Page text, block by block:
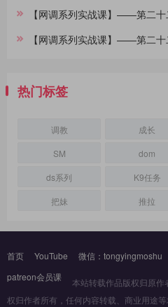
【网调系列实战课】——第二十二集，不会说
【网调系列实战课】——第二十二集，聊
热门标签
调教 成长
SM
dom
ds系列
K9任务
把妹
推拉
首页 YouTube 微信：tongyingmoshu
patreon会员课
本站转载作品版权归原作
权归作者所有，任何内容转载、商业用途等